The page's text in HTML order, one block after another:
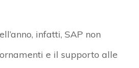
infatti, SAP non
e il supporto alle